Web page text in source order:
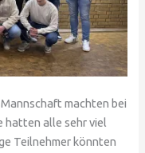
machten bei
hatten alle sehr viel
Teilnehmer könnten